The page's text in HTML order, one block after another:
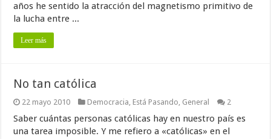
años he sentido la atracción del magnetismo primitivo de
la lucha entre ...
Leer más
No tan católica
22 mayo 2010 Democracia Está Pasando General 2
Saber cuántas personas católicas hay en nuestro país es
una tarea imposible. Y me refiero a «católicas» en el